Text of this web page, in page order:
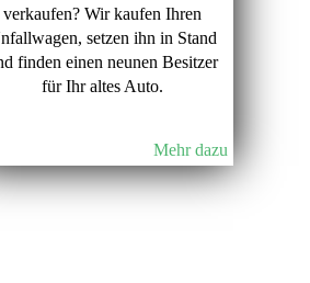
verkaufen? Wir kaufen Ihren
setzen ihn in Stand
finden einen neunen Besitzer
für Ihr altes Auto.
Mehr dazu